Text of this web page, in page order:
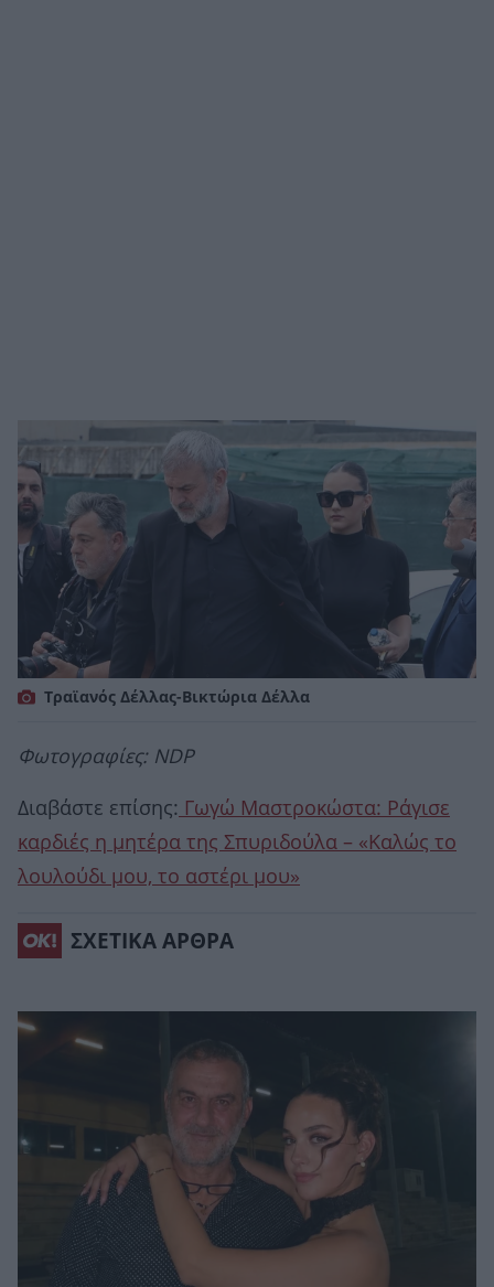
Τραϊανός Δέλλας-Βικτώρια Δέλλα
Φωτογραφίες: NDP
Διαβάστε επίσης: Γωγώ Μαστροκώστα: Ράγισε
καρδιές η μητέρα της Σπυριδούλα – «Καλώς το
λουλούδι μου, το αστέρι μου»
ΣΧΕΤΙΚΑ ΑΡΘΡΑ